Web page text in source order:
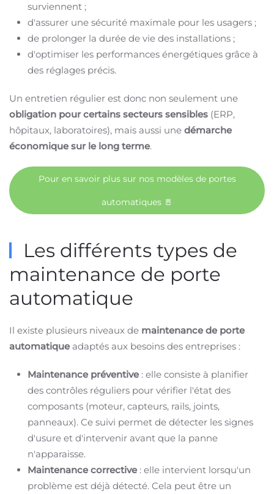
surviennent ;
d'assurer une sécurité maximale pour les usagers ;
de prolonger la durée de vie des installations ;
d'optimiser les performances énergétiques grâce à
des réglages précis.
Un entretien régulier est donc non seulement une
obligation pour certains secteurs sensibles (ERP,
hôpitaux, laboratoires), mais aussi une démarche
économique sur le long terme.
Pour en savoir plus sur nos modèles de portes
automatiques 🚪
Les différents types de
maintenance de porte
automatique
Il existe plusieurs niveaux de maintenance de porte
automatique adaptés aux besoins des entreprises :
Maintenance préventive : elle consiste à planifier
des contrôles réguliers pour vérifier l'état des
composants (moteur, capteurs, rails, joints,
panneaux). Ce suivi permet de détecter les signes
d'usure et d'intervenir avant que la panne
n'apparaisse.
Maintenance corrective : elle intervient lorsqu'un
problème est déjà détecté. Cela peut être un